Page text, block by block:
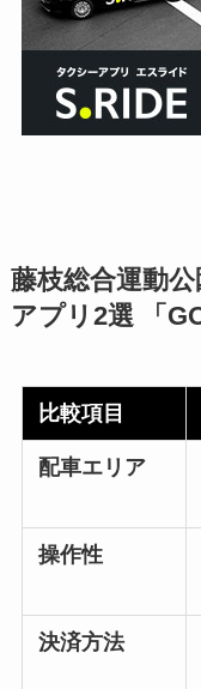
藤枝総合運動
アプリ2選 「
比較項目
配車エリア
操作性
決済方法